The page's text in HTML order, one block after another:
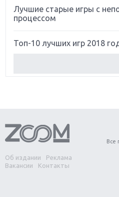
Лучшие старые игры с
процессом
Топ-10 лучших игр 2018
Обзор игры Forza Horizon
Две важных новинки для
Divinity Original Sin 2
Об издании
Реклама
Вакансии
Контакты
Все